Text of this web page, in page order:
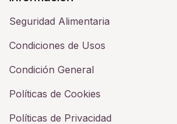
Seguridad Alimentaria
Condiciones de Usos
Condición General
Políticas de Cookies
Políticas de Privacidad